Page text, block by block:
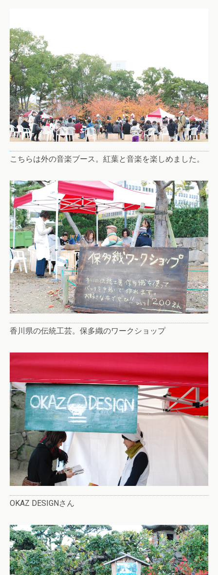
こちらは外の音楽ブース。紅葉と音楽を楽しめました。
香川県の伝統工芸。保多織のワークショップ
OKAZ DESIGNさん